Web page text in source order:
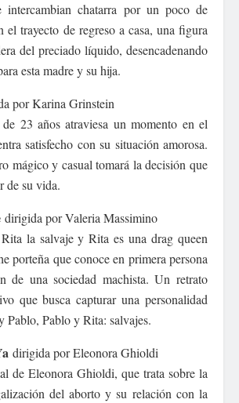
intercambian chatarra por un poco de
el trayecto de regreso a casa, una figura
del preciado líquido, desencadenando
esta madre y su hija.
por Karina Grinstein
23 años atraviesa un momento en el
satisfecho con su situación amorosa.
mágico y casual tomará la decisión que
de su vida.
dirigida por Valeria Massimino
la salvaje y Rita es una drag queen
porteña que conoce en primera persona
de una sociedad machista. Un retrato
que busca capturar una personalidad
Pablo, Pablo y Rita: salvajes.
dirigida por Eleonora Ghioldi
de Eleonora Ghioldi, que trata sobre la
del aborto y su relación con la